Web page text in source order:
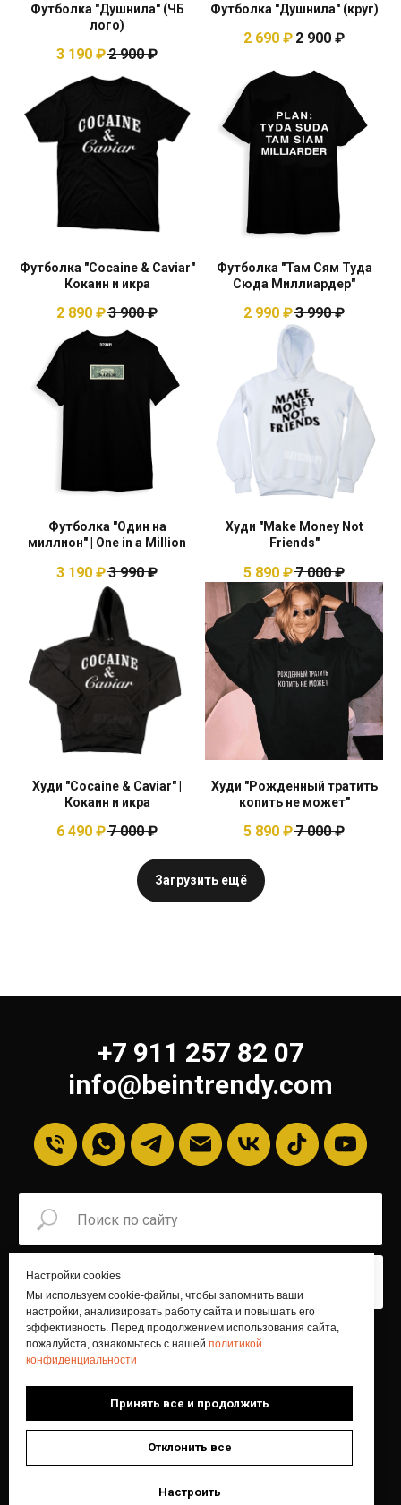
Футболка "Душнила" (ЧБ
лого)
3 190 ₽2 900 ₽
Футболка "Душнила" (круг)
2 690 ₽2 900 ₽
Футболка "Cocaine & Caviar"
Кокаин и икра
2 890 ₽3 900 ₽
Футболка "Там Сям Туда
Сюда Миллиардер"
2 990 ₽3 990 ₽
Футболка "Один на
миллион" | One in a Million
3 190 ₽3 990 ₽
Худи "Make Money Not
Friends"
5 890 ₽7 000 ₽
Худи "Cocaine & Caviar" |
Кокаин и икра
6 490 ₽7 000 ₽
Худи "Рожденный тратить
копить не может"
5 890 ₽7 000 ₽
Загрузить ещё
Настройки cookies
Мы используем cookie-файлы, чтобы запомнить ваши
настройки, анализировать работу сайта и повышать его
эффективность. Перед продолжением использования сайта,
пожалуйста, ознакомьтесь с нашей политикой
конфиденциальности
Принять все и продолжить
Отклонить все
Настроить
+7 911 257 82 07
info@beintrendy.com
Главная
собственностью компании.